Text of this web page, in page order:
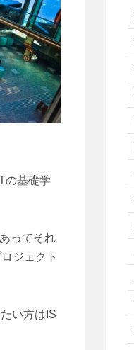
の基礎学
ってそれ
ジェクト
い方はIS